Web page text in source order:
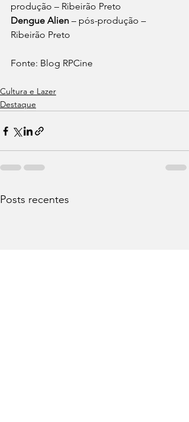
produção – Ribeirão Preto
Dengue Alien – pós-produção –
Ribeirão Preto
Fonte: Blog RPCine
Cultura e Lazer
Destaque
Posts recentes